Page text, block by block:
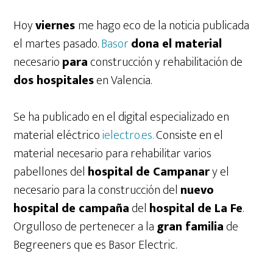
Hoyviernesme hago eco de la noticia publicada
el martes pasado.Basordona el material
necesarioparaconstrucción y rehabilitación de
dos hospitalesen Valencia.
Se ha publicado en el digital especializado en
material eléctricoielectro.es.Consiste en el
material necesario para rehabilitar varios
pabellones del hospital de Campanary el
necesario para la construcción del nuevo
hospital de campañadel hospital de La Fe.
Orgulloso de pertenecer a lagran familiade
Begreeners que es Basor Electric.